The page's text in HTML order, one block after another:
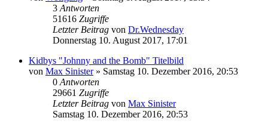
3 Antworten
51616 Zugriffe
Letzter Beitrag von Dr.Wednesday
Donnerstag 10. August 2017, 17:01
Kidbys "Johnny and the Bomb" Titelbild
von Max Sinister» Samstag 10. Dezember 2016, 20:53
0 Antworten
29661 Zugriffe
Letzter Beitrag von Max Sinister
Samstag 10. Dezember 2016, 20:53